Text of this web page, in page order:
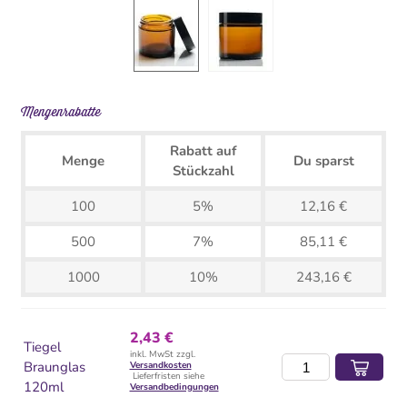
Mengenrabatte
Menge
Rabatt auf
Stückzahl
Du sparst
100 5%
12,16 €
500
7%
85,11 €
1000
10% 243,16 €
Tiegel
Braunglas
120ml
2,43 €
inkl. MwSt zzgl.
Versandkosten
Lieferfristen siehe
Versandbedingungen